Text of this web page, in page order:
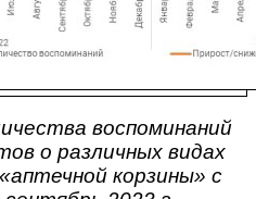
воспоминаний
о различных видах
корзины» с